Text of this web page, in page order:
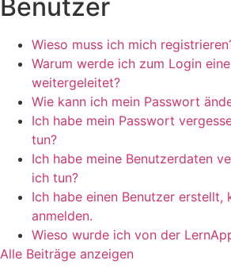
Benutzer
Wieso muss ich mich
Warum werde ich zum Login
weitergeleitet?
Wie kann ich mein Passwort
Ich habe mein Passwort
tun?
Ich habe meine Benutzerdaten
ich tun?
Ich habe einen Benutzer erstellt,
anmelden.
Wieso wurde ich von der
Alle Beiträge anzeigen